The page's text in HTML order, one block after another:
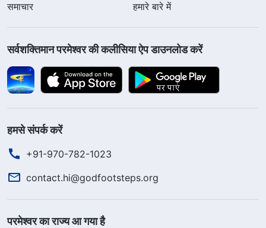
समाचार
हमारे बारे में
सर्वशक्तिमान परमेश्वर की कलीसिया ऐप डाउनलोड करें
हमसे संपर्क करें
+91-970-782-1023
contact.hi@godfootsteps.org
परमेश्वर का राज्य आ गया है